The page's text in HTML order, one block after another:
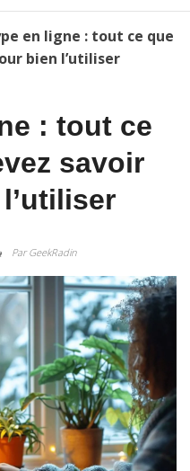
en ligne : tout ce que
bien l’utiliser
: tout ce
savoir
Par GeekRadin